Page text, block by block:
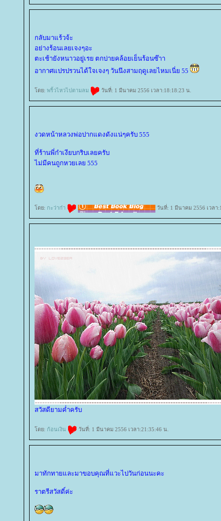
กลับมาแร้วจ้ะ
อย่างร้อนเลยเจงๆอะ
ตะเช้ายังหนาวอยู่เรย ตกบ่ายคล้อยเย็นร้อนซ๊าา
อากาศแปรปรวนได้ใจเจงๆ วันนึงสามฤดูเลยไหมเนี่ย 55
ดย: พริ้วไหวไปตามลม วันที่: 1 มีนาคม 2556 เวลา:18:18:23 น.
งวดหน้าหลวงพ่อปากแดงดังแน่ๆครับ 555
ที่ร้านพี่ก๋าเงียบกริบเลยครับ
ไม่มีคนถูกหวยเลย 555
ดย: กะว่าก๋า วันที่: 1 มีนาคม 2556 เวลา
สวัสดียามค่ำครับ
ดย: ก้อนเงิน วันที่: 1 มีนาคม 2556 เวลา:21:35:46 น.
มาทักทายและมาขอบคุณที่แวะไปวันก่อนนะคะ
ราตรีสวัสดิ์ค่ะ